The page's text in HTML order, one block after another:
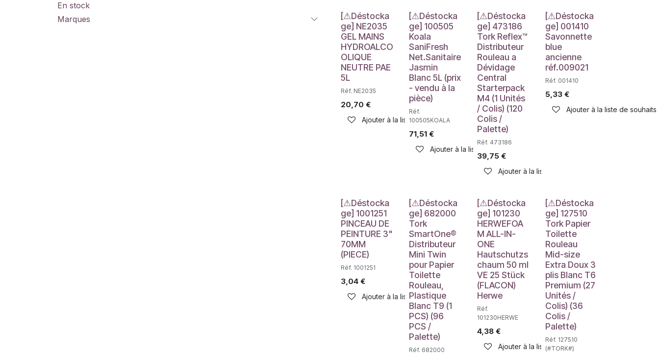
En stock
Marques
Déstockage
[⚠Déstocka
ge] NE2035
GEL MAINS
HYDROALCO
OLIQUE
NEUTRE PAE
5L
Réf. NE2035
20,70 €
Ajouter à la liste de souhaits
Déstockage
[⚠Déstocka
ge] 100505
Koala
SaniFresh
Net.Sanitaire
Jasmin
Blanc 5L (prix
- vendu à la
pièce)
Réf.
100505KOALA
71,51€
Ajouter à la liste de souhaits
Déstockage
[⚠Déstocka
ge] 473186
Tork Reflex™
Distributeur
Rouleau a
Dévidage
Central
Starterpack
M4 (1 Unités
/ Colis) (120
Colis /
Palette)
Réf. 473186
39,75€
Ajouter à la liste de souhaits
Déstockage
[⚠Déstocka
ge] 001410
Savonnette
blue
ancienne
réf.009021
Réf. 001410
5,33€
Ajouter à la liste de souhaits
Déstockage
[⚠Déstocka
ge] 1001251
PINCEAU DE
PEINTURE 3"
70MM
(PIECE)
Réf. 1001251
3,04 €
Ajouter à la liste de souhaits
Déstockage
[⚠Déstocka
ge] 682000
Tork
SmartOne®
Distributeur
Mini Twin
pour Papier
Toilette
Rouleau,
Plastique
Blanc T9 (1
PCS) (96
PCS /
Palette)
Réf. 682000
Déstockage
[⚠Déstocka
ge] 101230
HERWEFOA
M ALL-IN-
ONE
Hautschutzs
chaum 50 ml
VE 25 Stück
(FLACON)
Herwe
Réf.
101230HERWE
4,38€
Ajouter à la liste de souhaits
Déstockage
[⚠Déstocka
ge] 127510
Tork Papier
Toilette
Rouleau
Mid-size
Extra Doux 3
plis Blanc T6
Premium (27
Unités /
Colis) (36
Colis /
Palette)
Réf. 127510
(#TORK#)